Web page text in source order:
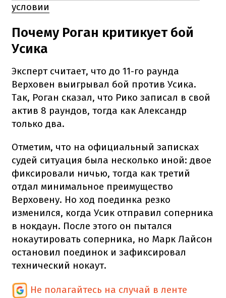
условии
Почему Роган критикует бой
Усика
Эксперт считает, что до 11-го раунда
Верховен выигрывал бой против Усика.
Так, Роган сказал, что Рико записал в свой
актив 8 раундов, тогда как Александр
только два.
Отметим, что на официальный записках
судей ситуация была несколько иной: двое
фиксировали ничью, тогда как третий
отдал минимальное преимущество
Верховену. Но ход поединка резко
изменился, когда Усик отправил соперника
в нокдаун. После этого он пытался
нокаутировать соперника, но Марк Лайсон
остановил поединок и зафиксировал
технический нокаут.
Не полагайтесь на случай в ленте